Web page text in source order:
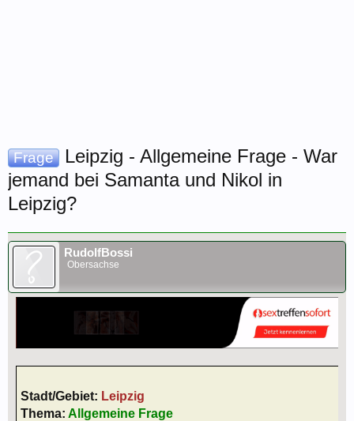
Frage
Leipzig - Allgemeine Frage - War
jemand bei Samanta und Nikol in
Leipzig?
RudolfBossi
Obersachse
Stadt/Gebiet: Leipzig
Thema: Allgemeine Frage